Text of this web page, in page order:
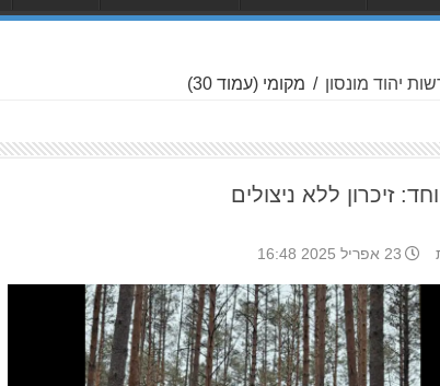
יהוד מונסון / מקומי (עמוד 30)
זיכרון ללא ניצולים
23 אפריל 2025 16:48